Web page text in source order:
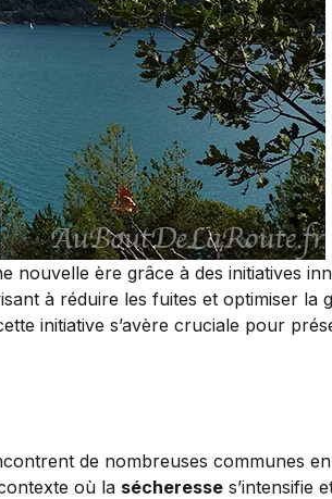
nouvelle ère grâce à des initiatives
à réduire les fuites et optimiser la
initiative s’avère cruciale pour
de nombreuses communes
où la sécheresse s’intensifie